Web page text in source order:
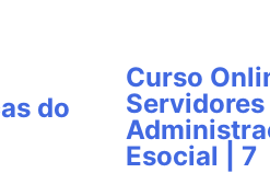
do
Curso
Esocial | 7